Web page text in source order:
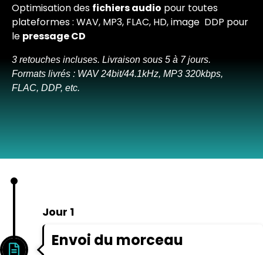
Optimisation des fichiers audio pour toutes
plateformes : WAV, MP3, FLAC, HD, image DDP pour
le pressage CD
3 retouches incluses. Livraison sous 5 à 7 jours.
Formats livrés : WAV 24bit/44.1kHz, MP3 320kbps,
FLAC, DDP, etc.
Jour 1
Envoi du morceau